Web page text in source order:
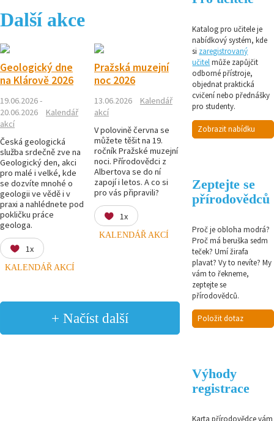
Další akce
Geologický dne
na Klárově 2026
19.06.2026 -
20.06.2026
Kalendář
akcí
Česká geologická
služba srdečně zve na
Geologický den, akci
pro malé i velké, kde
se dozvíte mnohé o
geologii ve vědě i v
praxi a nahlédnete pod
pokličku práce
geologa.
1x
KALENDÁŘ AKCÍ
Pražská muzejní
noc 2026
13.06.2026
Kalendář
akcí
V polovině června se
můžete těšit na 19.
ročník Pražské muzejní
noci. Přírodovědci z
Albertova se do ní
zapojí i letos. A co si
pro vás připravili?
1x
KALENDÁŘ AKCÍ
+ Načíst další
Katalog pro učitele je
nabídkový systém, kde
si zaregistrovaný
učitelmůže zapůjčit
odborné přístroje,
objednat praktická
cvičení nebo přednášky
pro studenty.
Zobrazit nabídku
Zeptejte se
přírodovědců
Proč je obloha modrá?
Proč má beruška sedm
teček? Umí žirafa
plavat? Vy to nevíte? My
vám to řekneme,
zeptejte se
přírodovědců.
Položit dotaz
Výhody
registrace
Karta přírodovědce vám